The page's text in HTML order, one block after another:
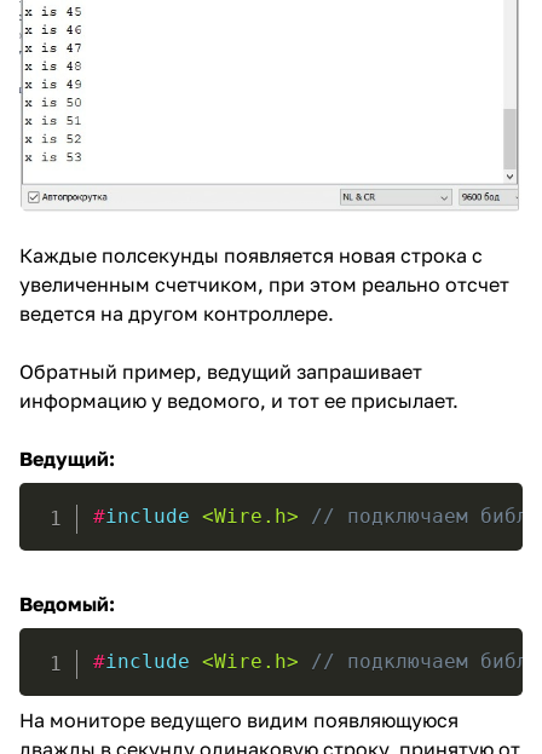
Каждые полсекунды появляется новая строка с
увеличенным счетчиком, при этом реально отсчет
ведется на другом контроллере.
Обратный пример, ведущий запрашивает
информацию у ведомого, и тот ее присылает.
Ведущий:
#include <Wire.h> // подключаем
Ведомый:
#include <Wire.h> // подключаем
На мониторе ведущего видим появляющуюся
дважды в секунду одинаковую строку, принятую от